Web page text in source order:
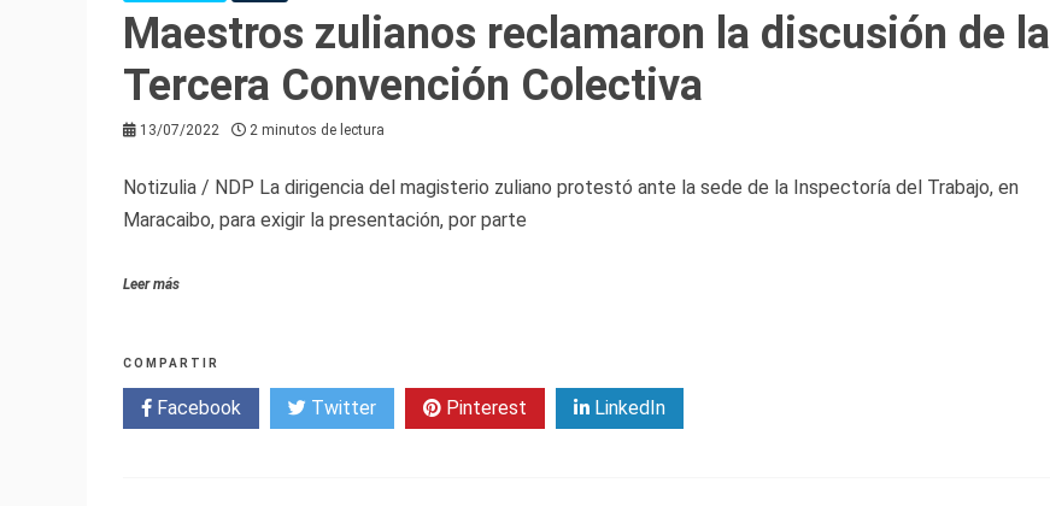
Maestros zulianos reclamaron la discusión de la
Tercera Convención Colectiva
13/07/2022 2 minutos de lectura
Notizulia / NDP La dirigencia del magisterio zuliano protestó ante la sede de la Inspectoría del Trabajo, en
Maracaibo, para exigir la presentación, por parte
Leer más
COMPARTIR
Facebook Twitter Pinterest LinkedIn